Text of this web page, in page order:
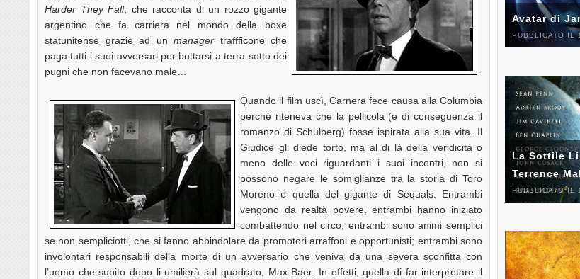
Harder They Fall, che racconta di un rozzo gigante
argentino che fa carriera nel mondo della boxe
statunitense grazie ad un manager traffficone che
paga tutti i suoi avversari per buttarsi a terra sotto dei
pugni che non facevano male…
Quando il film uscì, Carnera fece causa alla Columbia
perché riteneva che la pellicola (e di conseguenza il
romanzo di Schulberg) fosse ispirata alla sua vita. Il
Giudice gli diede torto, ma al di là della veridicità o
meno delle voci riguardanti i suoi incontri, non si
possono negare le somiglianze tra la storia di Toro
Moreno e quella del gigante di Sequals. Entrambi
vengono da realtà povere, entrambi hanno iniziato
combattendo nel circo; entrambi sono animi semplici
se non sempliciotti, che si fanno abbindolare da promotori arraffoni e opportunisti; entrambi sono
involontari responsabili della morte di un avversario che veniva da una severa sconfitta con
l’uomo che subito dopo li umilierà sul quadrato, Max Baer. In effetti, quella di far interpretare il
Avatar di
PUBBLICATO IL
La Sottile
Terrence
PUBBLICATO IL